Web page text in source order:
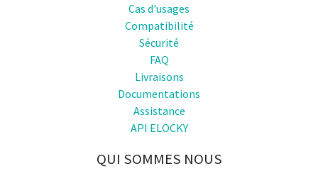
Cas d'usages
Compatibilité
Sécurité
FAQ
Livraisons
Documentations
Assistance
API ELOCKY
QUI SOMMES NOUS